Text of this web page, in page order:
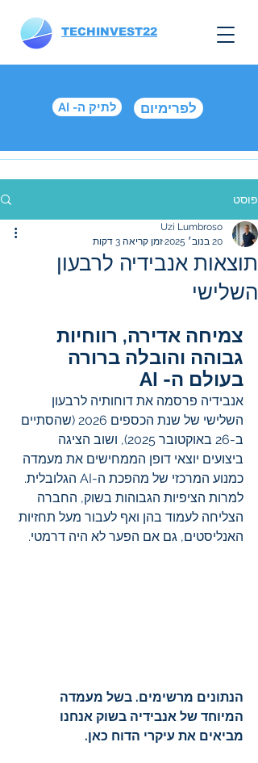
TECHINVEST22
AI -לתיק ה לפרימיום
פוסט
תוצאות אנבידיה לרבעון
השלישי
Uzi Lumbroso
20 בנוב׳ 2025
זמן קריאה 3 דקות
צמיחה אדירה, רווחיות
גבוהה והובלה ברורה
בעולם ה- AI
אנבידיה פרסמה את דוחותיה לרבעון
השלישי של שנת הכספים 2026 (שהסתיים
ב-26 באוקטובר 2025), ושוב הציגה
ביצועים יוצאי דופן הממחישים את מעמדה
כמנוע המרכזי של מהפכת ה-AI הגלובלית.
למרות הציפיות הגבוהות בשוק, החברה
הצליחה לעמוד בהן ואף לעבור מעל תחזיות
האנליסטים, גם אם הפער לא היה דרמטי.
הנתונים מרשימים. בשל מעמדה
המיוחד של אנבידיה בשוק אנחנו
מביאים את עיקרי הדוח כאן.